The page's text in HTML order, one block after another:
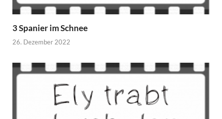
3 Spanier im Schnee
26. Dezember 2022